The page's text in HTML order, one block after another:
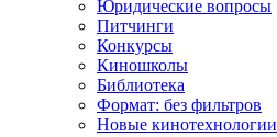
Юридические вопросы
Питчинги
Конкурсы
Киношколы
Библиотека
Формат: без фильтров
Новые кинотехнологии